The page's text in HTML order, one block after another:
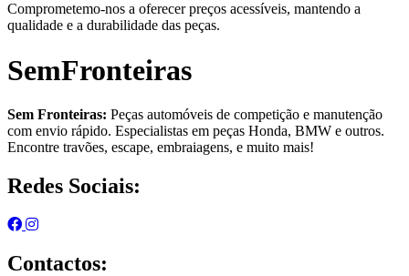
Comprometemo-nos a oferecer preços acessíveis, mantendo a
qualidade e a durabilidade das peças.
SemFronteiras
Sem Fronteiras: Peças automóveis de competição e manutenção
com envio rápido. Especialistas em peças Honda, BMW e outros.
Encontre travões, escape, embraiagens, e muito mais!
Redes Sociais:
Contactos: